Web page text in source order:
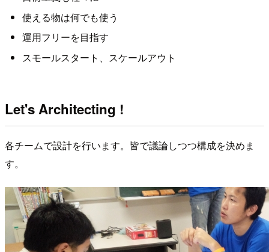
使える物は何でも使う
運用フリーを目指す
スモールスタート、スケールアウト
Let's Architecting !
各チームで設計を行います。皆で議論しつつ構成を決めま
す。